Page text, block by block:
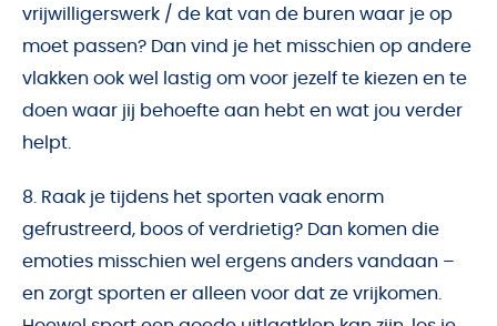
vrijwilligerswerk / de kat van de buren waar je op
moet passen? Dan vind je het misschien op andere
vlakken ook wel lastig om voor jezelf te kiezen en te
doen waar jij behoefte aan hebt en wat jou verder
helpt.
8. Raak je tijdens het sporten vaak enorm
gefrustreerd, boos of verdrietig? Dan komen die
emoties misschien wel ergens anders vandaan –
en zorgt sporten er alleen voor dat ze vrijkomen.